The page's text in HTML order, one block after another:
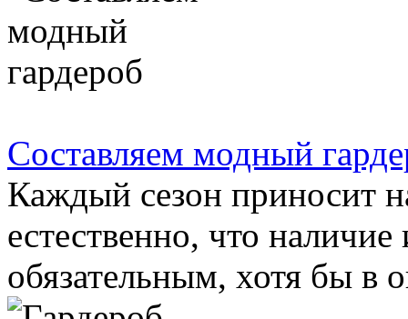
Составляем модный
Каждый сезон приносит
естественно, что наличие
обязательным, хотя бы в